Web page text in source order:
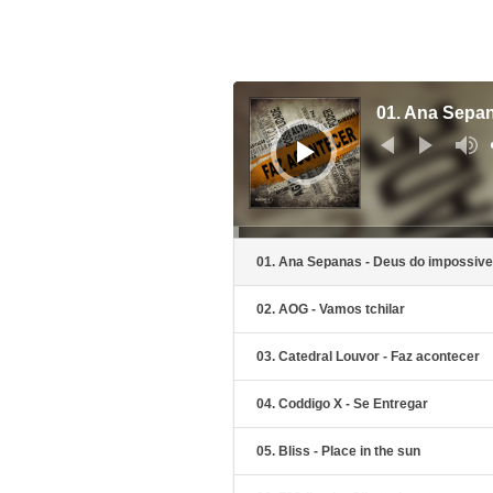
Audio-
Player
01. Ana
01. Ana Sepanas - Deus do
02. AOG - Vamos tchilar
03. Catedral Louvor - Faz acontecer
04. Coddigo X - Se Entregar
05. Bliss - Place in the sun